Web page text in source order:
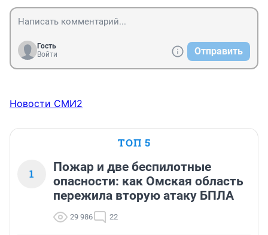
Гость
Войти
Отправить
Новости СМИ2
ТОП 5
1
Пожар и две беспилотные
опасности: как Омская область
пережила вторую атаку БПЛА
29 986 22